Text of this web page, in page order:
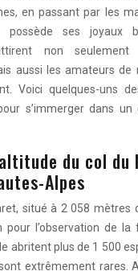
en passant par les
possède ses joyaux
non seulement
aussi les amateurs de
Voici quelques-uns
s’immerger dans
du col
Alpes
situé à 2 058 mètres
pour l’observation de la
abritent plus de 1 500
extrêmement rares.